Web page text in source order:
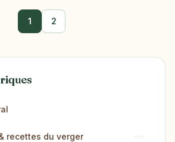
1 2
recettes du verger